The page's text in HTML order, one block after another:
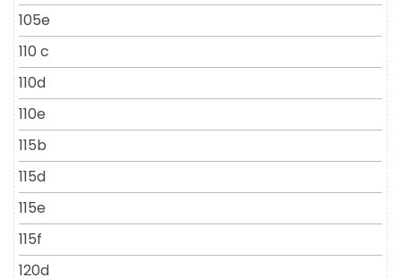
105e
110 c
110d
110e
115b
115d
115e
115f
120d